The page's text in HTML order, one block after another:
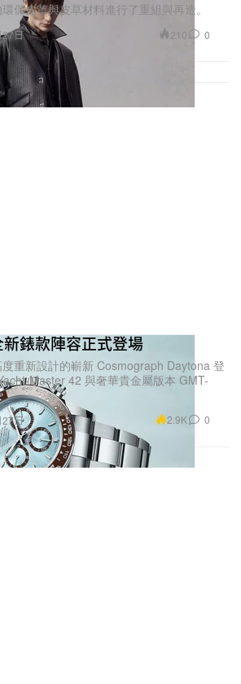
保皮革與皮草材料進行了重組與再造。
27日 210 0
錶款陣容正式登場
重新設計的嶄新 Cosmograph Daytona 登
42 與奢華貴金屬版本 GMT-
日 2.9K 0